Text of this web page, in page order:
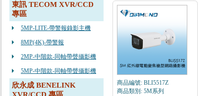
東訊 TECOM XVR/CCD
專區
5MP-LITE-帶警報錄影主機
8MP(4K)-帶警報
2MP-中階款-同軸帶聲攝影機
5MP-中階款-同軸帶聲攝影機
欣永成 BENELINK
商品編號: BLI5517Z
商品類別: 5M系列